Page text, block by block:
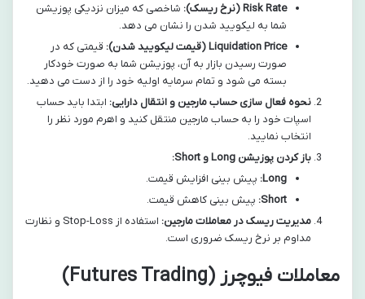
Risk Rate (نرخ ریسک):
شاخصی که میزان نزدیکی پوزیشن
شما به لیکویید شدن را نشان می دهد.
Liquidation Price (قیمت لیکویید شدن):
قیمتی که در
صورت رسیدن بازار به آن، پوزیشن شما به صورت خودکار
بسته می شود و تمام سرمایه اولیه خود را از دست می دهید.
نحوه فعال سازی حساب مارجین و انتقال دارایی: ابتدا باید حساب
اسپات خود را به حساب مارجین منتقل کنید و اهرم مورد نظر را
انتخاب نمایید.
باز کردن پوزیشن Long و Short:
Long: پیش بینی افزایش قیمت.
Short: پیش بینی کاهش قیمت.
مدیریت ریسک در معاملات مارجین:
استفاده از Stop-Loss و نظارت
مداوم بر نرخ ریسک ضروری است.
معاملات فیوچرز (Futures Trading)